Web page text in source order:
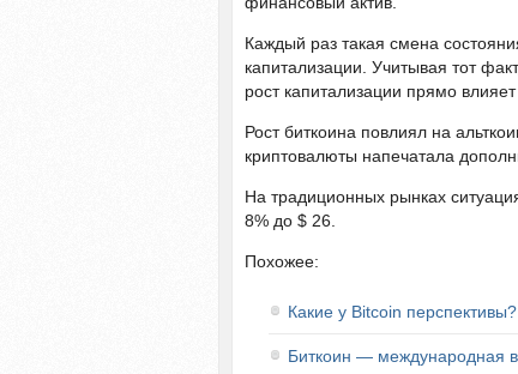
Каждый раз такая смена
капитализации. Учитывая тот
рост капитализации прямо влияет
Рост биткоина повлиял на
криптовалюты напечатала
На традиционных рынках
8% до $ 26.
Похожее:
Какие у Bitcoin перспективы?
Биткоин — международная